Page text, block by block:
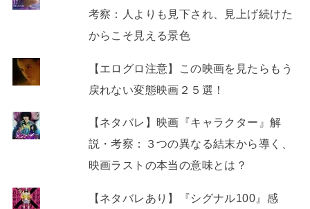
考察：人よりも見下され、見上げ続けた
からこそ見える景色
【エログロ注意】この映画を見たらもう
戻れない変態映画２５選！
【ネタバレ】映画『キャラクター』解
説・考察：３つの異なる結末から導く、
映画ラストの本当の意味とは？
【ネタバレあり】『シグナル100』感